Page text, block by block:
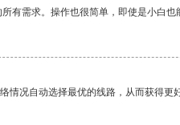
有需求。操作也很简单，即使是小白也
况自动选择最优的线路，从而获得更